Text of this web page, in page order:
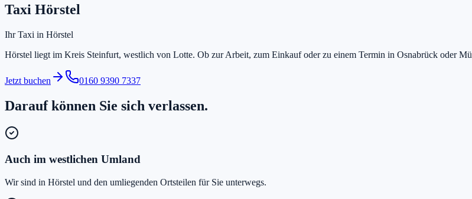
Taxi Hörstel
Ihr Taxi in Hörstel
Hörstel liegt im Kreis Steinfurt, westlich von Lotte. Ob zur Arbeit, zum Einkauf oder zu einem Termin in Osnabrück oder
Jetzt buchen 0160 9390 7337
Darauf können Sie sich verlassen.
Auch im westlichen Umland
Wir sind in Hörstel und den umliegenden Ortsteilen für Sie unterwegs.